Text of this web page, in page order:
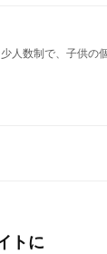
人数制で、子供の
トに